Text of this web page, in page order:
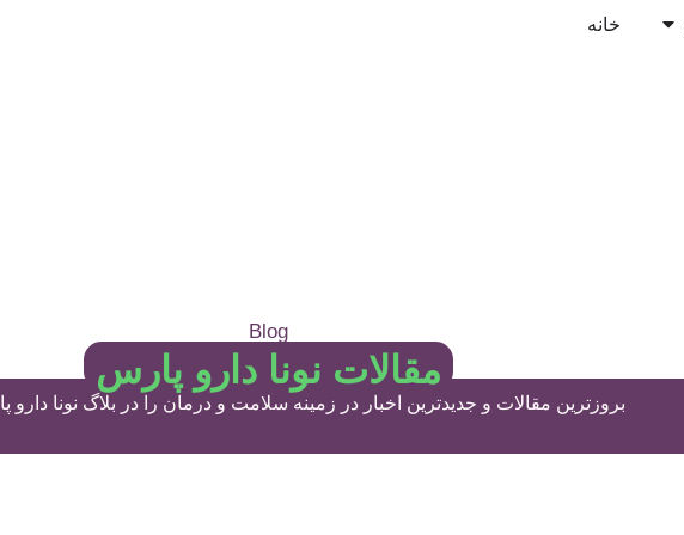
خانه
مقالات نونا دارو پارس
Blog
بروزترین مقالات و جدیدترین اخبار در زمینه سلامت و درمان را در بلاگ نونا دارو